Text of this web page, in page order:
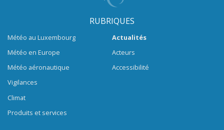
RUBRIQUES
Météo au Luxembourg
Météo en Europe
Météo aéronautique
Vigilances
Climat
Produits et services
Actualités
Acteurs
Accessibilité